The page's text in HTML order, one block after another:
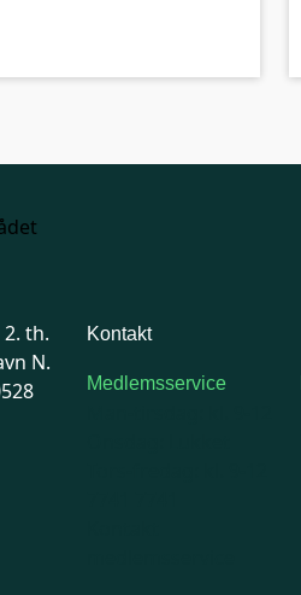
2. th.
N.
Kontakt
Medlemsservice